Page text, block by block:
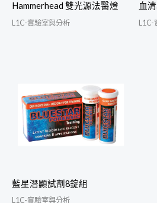
Hammerhead 雙光源法醫燈
L1C-實驗室與分析
血
L1C-
藍星潛顯試劑8錠組
L1C-實驗室與分析